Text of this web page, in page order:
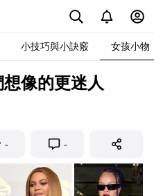
小技巧與小訣竅 女孩小物
像的更迷人
- -